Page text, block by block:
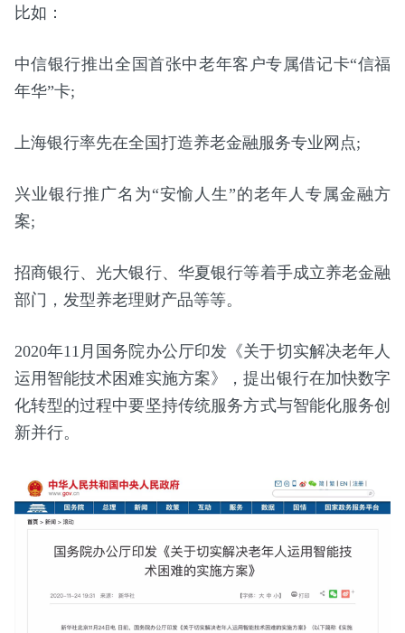
比如：
中信银行推出全国首张中老年客户专属借记卡“信福
年华”卡;
上海银行率先在全国打造养老金融服务专业网点;
兴业银行推广名为“安愉人生”的老年人专属金融方
案;
招商银行、光大银行、华夏银行等着手成立养老金融
部门，发型养老理财产品等等。
2020年11月国务院办公厅印发《关于切实解决老年人
运用智能技术困难实施方案》，提出银行在加快数字
化转型的过程中要坚持传统服务方式与智能化服务创
新并行。